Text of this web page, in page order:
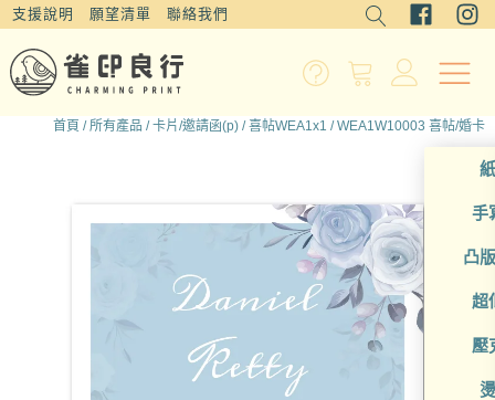
支援說明 願望清單 聯絡我們
手
凸
超
壓
首頁 /所有產品 /卡片/邀請函(p) /喜帖WEA1x1 / WEA1W10003 喜帖/婚卡